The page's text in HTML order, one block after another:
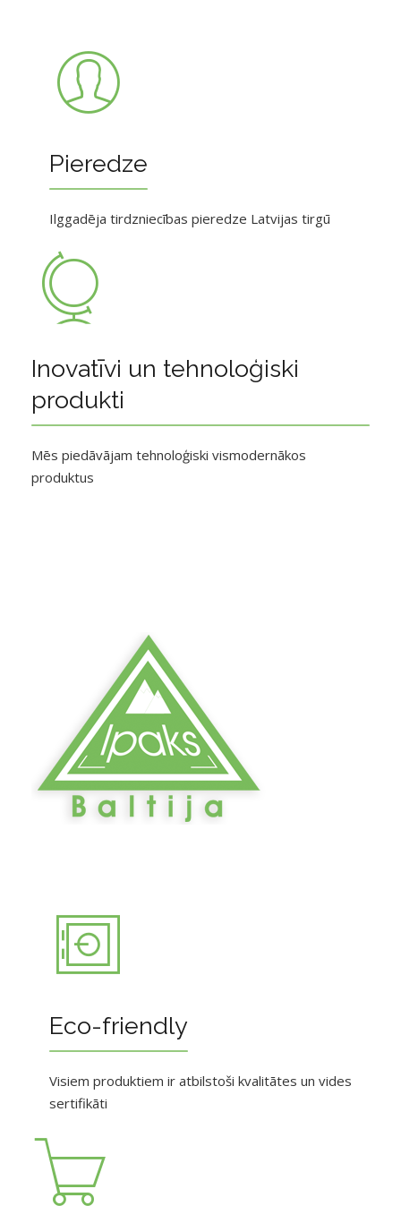
Pieredze
Ilggadēja tirdzniecības pieredze Latvijas tirgū
Inovatīvi un tehnoloģiski
produkti
Mēs piedāvājam tehnoloģiski vismodernākos
produktus
Eco-friendly
Visiem produktiem ir atbilstoši kvalitātes un vides
sertifikāti